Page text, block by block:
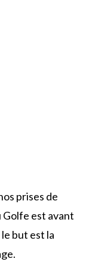
prises de
Golfe est avant
but est la